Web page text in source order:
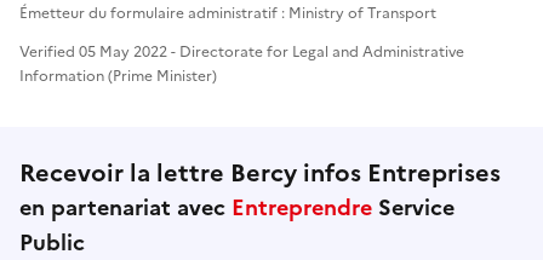
Émetteur du formulaire administratif : Ministry of Transport
Verified 05 May 2022 - Directorate for Legal and Administrative
Information (Prime Minister)
Recevoir la lettre Bercy infos Entreprises
en partenariat avec Entreprendre Service
Public